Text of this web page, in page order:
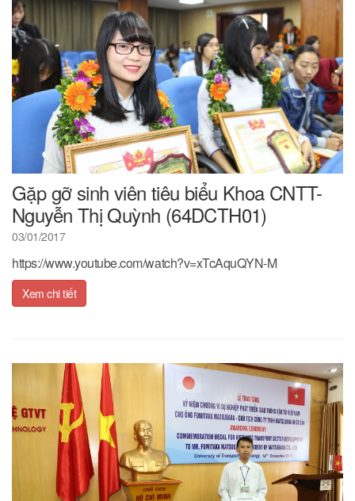
Gặp gỡ sinh viên tiêu biểu Khoa CNTT-
Nguyễn Thị Quỳnh (64DCTH01)
03/01/2017
https://www.youtube.com/watch?v=xTcAquQYN-M
Xem chi tiết